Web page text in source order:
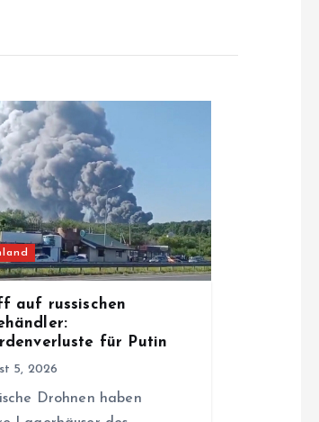
auf russischen
für Putin
5, 2026
Drohnen haben